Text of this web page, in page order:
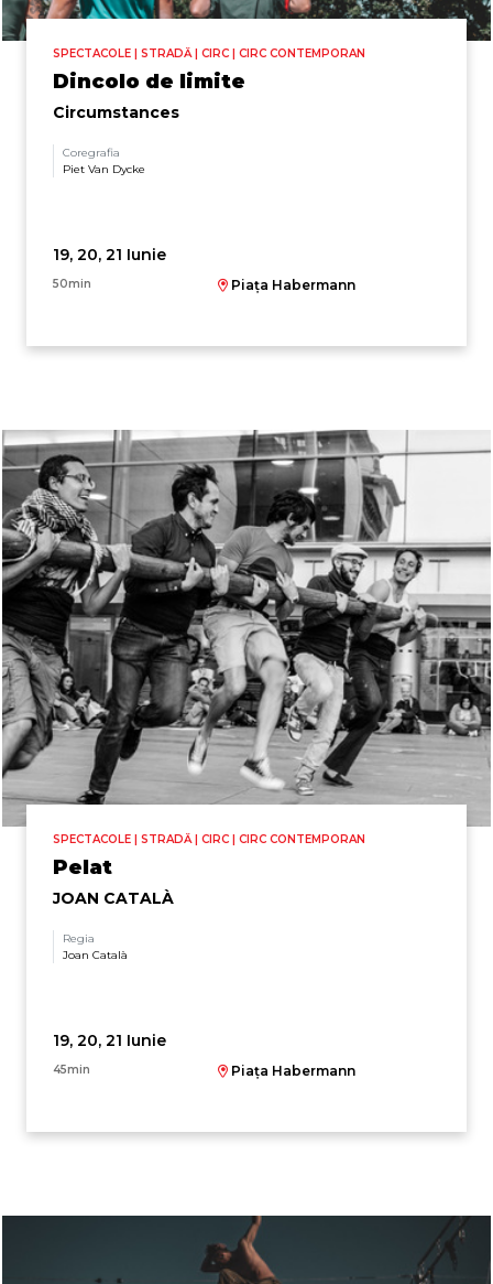
SPECTACOLE | STRADĂ | CIRC | CIRC CONTEMPORAN
Dincolo de limite
Circumstances
Coregrafia
Piet Van Dycke
19, 20, 21 Iunie
50min Piața Habermann
SPECTACOLE | STRADĂ | CIRC | CIRC CONTEMPORAN
Pelat
JOAN CATALÀ
Regia
Joan Català
19, 20, 21 Iunie
45min Piața Habermann